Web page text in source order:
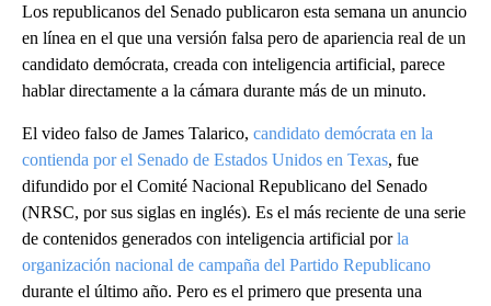
Los republicanos del Senado publicaron esta semana un anuncio
en línea en el que una versión falsa pero de apariencia real de un
candidato demócrata, creada con inteligencia artificial, parece
hablar directamente a la cámara durante más de un minuto.
El video falso de James Talarico, candidato demócrata en la
contienda por el Senado de Estados Unidos en Texas, fue
difundido por el Comité Nacional Republicano del Senado
(NRSC, por sus siglas en inglés). Es el más reciente de una serie
de contenidos generados con inteligencia artificial porla
organización nacional de campaña del Partido Republicano
durante el último año. Pero es el primero que presenta una